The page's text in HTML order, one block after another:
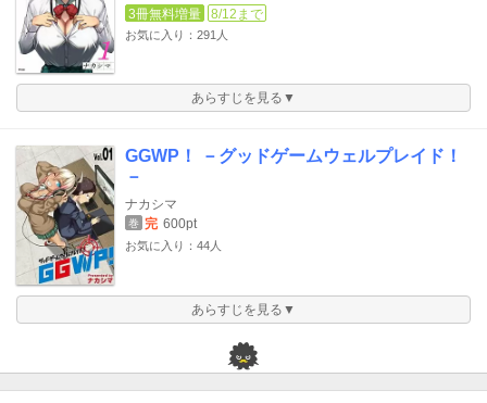
3冊無料増量
8/12まで
お気に入り：291人
あらすじを見る▼
GGWP！ －グッドゲームウェルプレイド！
－
ナカシマ
巻 完 600pt
お気に入り：44人
あらすじを見る▼